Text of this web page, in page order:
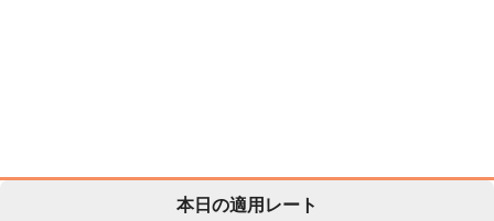
本日の適用レート